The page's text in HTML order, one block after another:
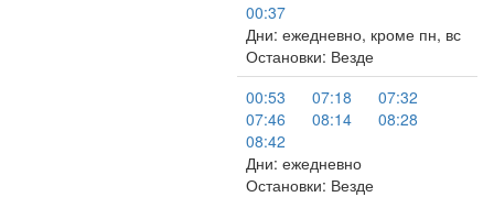
00:37
Дни: ежедневно, кроме пн, вс
Остановки: Везде
00:53
07:18
07:32
07:46
08:14
08:28
08:42
Дни: ежедневно
Остановки: Везде